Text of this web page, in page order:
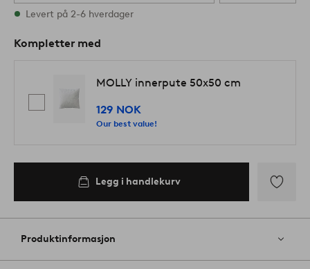
På lager
Levert på 2-6 hverdager
Kompletter med
MOLLY innerpute 50x50 cm
129 NOK
Our best value!
Legg i handlekurv
til
Produktinformasjon